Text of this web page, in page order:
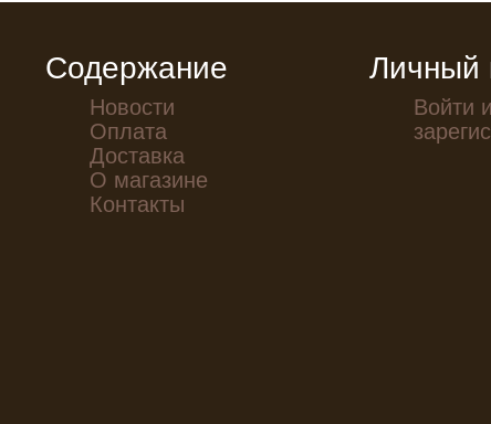
Содержание
Новости
Оплата
Доставка
О магазине
Контакты
Личный
Войти